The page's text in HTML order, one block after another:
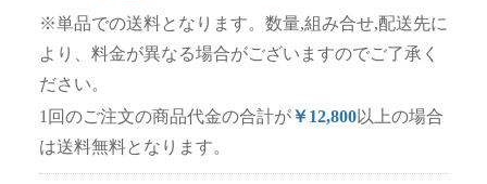
※単品での送料となります。数量,組み合せ,配送先に
より、料金が異なる場合がございますのでご了承く
ださい。
1回のご注文の商品代金の合計が￥12,800以上の場合
は送料無料となります。